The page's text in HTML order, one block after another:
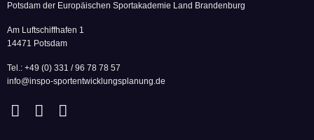
Potsdam der Europäischen Sportakademie Land Brandenburg
Am Luftschiffhafen 1
14471 Potsdam
Tel.: +49 (0) 331 / 96 78 78 57
info@inspo-sportentwicklungsplanung.de